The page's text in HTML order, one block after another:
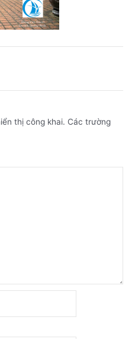
thị công khai. Các trường